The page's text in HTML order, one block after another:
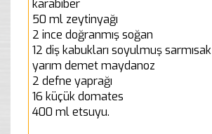
karabiber
50 ml zeytinyağı
2 ince doğranmış soğan
12 diş kabukları soyulmuş sarmısak
yarım demet maydanoz
2 defne yaprağı
16 küçük domates
400 ml etsuyu.